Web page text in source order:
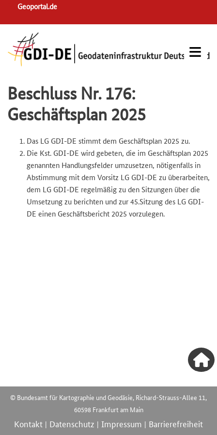
navigation
Geoportal.de
Beschluss Nr. 176:
Geschäftsplan 2025
Das LG GDI-DE stimmt dem Geschäftsplan 2025 zu.
Die Kst. GDI-DE wird gebeten, die im Geschäftsplan 2025
genannten Handlungsfelder umzusetzen, nötigenfalls in
Abstimmung mit dem Vorsitz LG GDI-DE zu überarbeiten,
dem LG GDI-DE regelmäßig zu den Sitzungen über die
Umsetzung zu berichten und zur 45.Sitzung des LG GDI-
DE einen Geschäftsbericht 2025 vorzulegen.
© Bundesamt für Kartographie und Geodäsie, Richard-Strauss-Allee 11,
60598 Frankfurt am Main
Kontakt | Datenschutz | Impressum | Barrierefreiheit